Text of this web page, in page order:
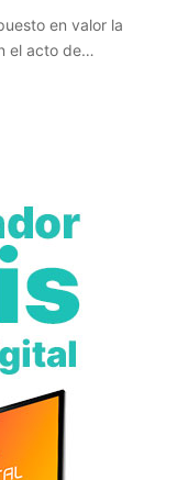
en valor la
el acto de…